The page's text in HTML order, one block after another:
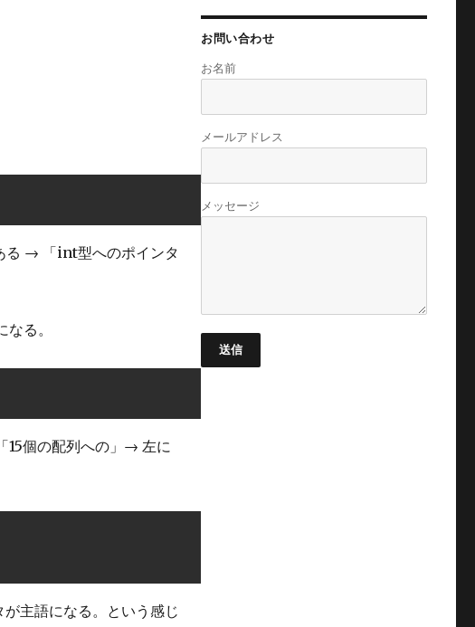
る → 「int型へのポインタ
る。
15個の配列への」→ 左に
主語になる。という感じ
お問い合わせ
お名前
メールアドレス
メッセージ
送信